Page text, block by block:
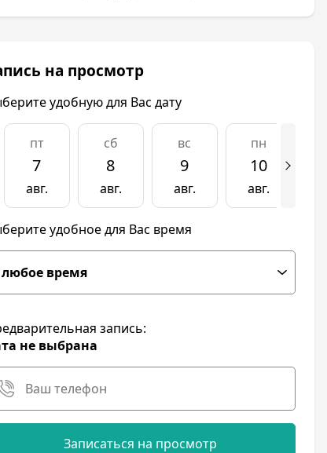
на просмотр
удобную для Вас дату
пт
7
авг.
сб
8
авг.
вс
9
авг.
пн
10
авг.
удобное для Вас время
запись:
не выбрана
Записаться на просмотр